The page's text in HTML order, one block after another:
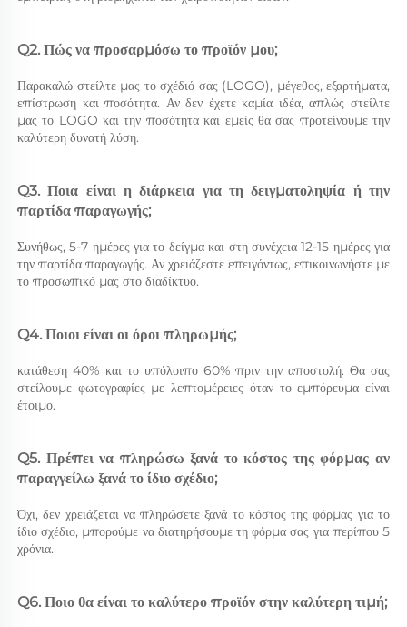
Q2. Πώς να προσαρμόσω το προϊόν μου;
Παρακαλώ στείλτε μας το σχέδιό σας (LOGO), μέγεθος, εξαρτήματα,
επίστρωση και ποσότητα. Αν δεν έχετε καμία ιδέα, απλώς στείλτε
μας το LOGO και την ποσότητα και εμείς θα σας προτείνουμε την
καλύτερη δυνατή λύση.
Q3. Ποια είναι η διάρκεια για τη δειγματοληψία ή την
παρτίδα παραγωγής;
Συνήθως, 5-7 ημέρες για το δείγμα και στη συνέχεια 12-15 ημέρες για
την παρτίδα παραγωγής. Αν χρειάζεστε επειγόντως, επικοινωνήστε με
το προσωπικό μας στο διαδίκτυο.
Q4. Ποιοι είναι οι όροι πληρωμής;
κατάθεση 40% και το υπόλοιπο 60% πριν την αποστολή. Θα σας
στείλουμε φωτογραφίες με λεπτομέρειες όταν το εμπόρευμα είναι
έτοιμο.
Q5. Πρέπει να πληρώσω ξανά το κόστος της φόρμας αν
παραγγείλω ξανά το ίδιο σχέδιο;
Όχι, δεν χρειάζεται να πληρώσετε ξανά το κόστος της φόρμας για το
ίδιο σχέδιο, μπορούμε να διατηρήσουμε τη φόρμα σας για περίπου 5
χρόνια.